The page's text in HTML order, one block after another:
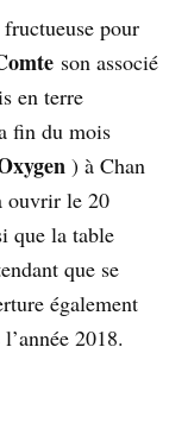
pour
son associé
en terre
fin du mois
) à Chan
ouvrir le 20
que la table
que se
également
2018.